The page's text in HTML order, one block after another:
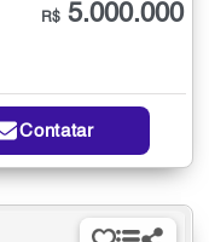
R$ 5.000.000
Contatar